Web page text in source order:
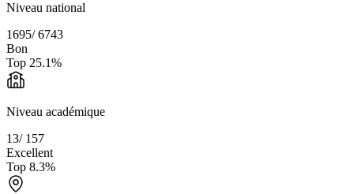
Niveau national
1695/6743
Bon
Top 25.1%
Niveau académique
13/ 157
Excellent
Top 8.3%